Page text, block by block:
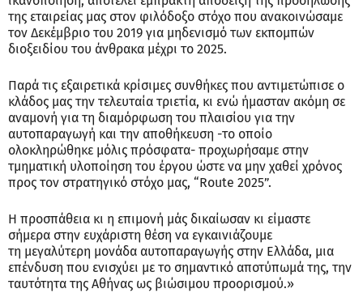
της εταιρείας μας στον φιλόδοξο στόχο που ανακοινώσαμε
τον Δεκέμβριο του 2019 για μηδενισμό των εκπομπών
διοξειδίου του άνθρακα μέχρι το 2025.
Παρά τις εξαιρετικά κρίσιμες συνθήκες που αντιμετώπισε ο
κλάδος μας την τελευταία τριετία, κι ενώ ήμασταν ακόμη σε
αναμονή για τη διαμόρφωση του πλαισίου για την
αυτοπαραγωγή και την αποθήκευση -το οποίο
ολοκληρώθηκε μόλις πρόσφατα- προχωρήσαμε στην
τμηματική υλοποίηση του έργου ώστε να μην χαθεί χρόνος
προς τον στρατηγικό στόχο μας, “Route 2025”.
Η προσπάθεια κι η επιμονή μάς δικαίωσαν κι είμαστε
σήμερα στην ευχάριστη θέση να εγκαινιάζουμε
τη μεγαλύτερη μονάδα αυτοπαραγωγής στην Ελλάδα, μια
επένδυση που ενισχύει με το σημαντικό αποτύπωμά της, την
ταυτότητα της Αθήνας ως βιώσιμου προορισμού.»